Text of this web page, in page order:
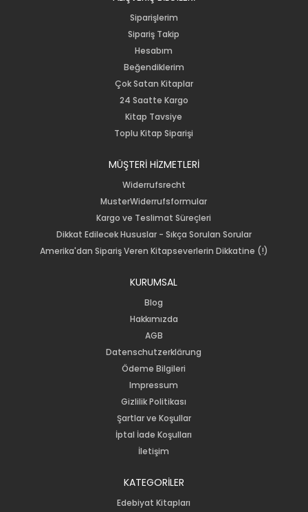
Siparişlerim
Sipariş Takip
Hesabım
Beğendiklerim
Çok Satan Kitaplar
24 Saatte Kargo
Kitap Tavsiye
Toplu Kitap Siparişi
MÜŞTERİ HİZMETLERİ
Widerrufsrecht
MusterWiderrufsformular
Kargo ve Teslimat Süreçleri
Dikkat Edilecek Hususlar - Sıkça Sorulan Sorular
Amerika'dan Sipariş Veren Kitapseverlerin Dikkatine (!)
KURUMSAL
Blog
Hakkımızda
AGB
Datenschutzerklärung
Ödeme Bilgileri
Impressum
Gizlilik Politikası
Şartlar ve Koşullar
İptal İade Koşulları
İletişim
KATEGORİLER
Edebiyat Kitapları